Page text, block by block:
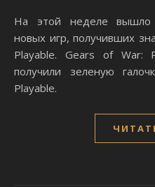
На этой неделе вышло несколько замечательных
новых игр, получивших
Playable. Gears of War:
получили зеленую
Playable.